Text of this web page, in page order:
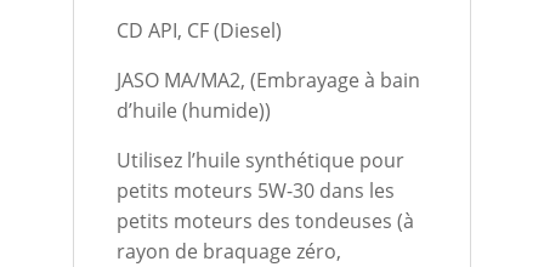
CD API, CF (Diesel)
JASO MA/MA2, (Embrayage à bain
d’huile (humide))
Utilisez l’huile synthétique pour
petits moteurs 5W-30 dans les
petits moteurs des tondeuses (à
rayon de braquage zéro,